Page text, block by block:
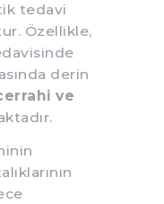
tedavi
Özellikle,
derin
ve